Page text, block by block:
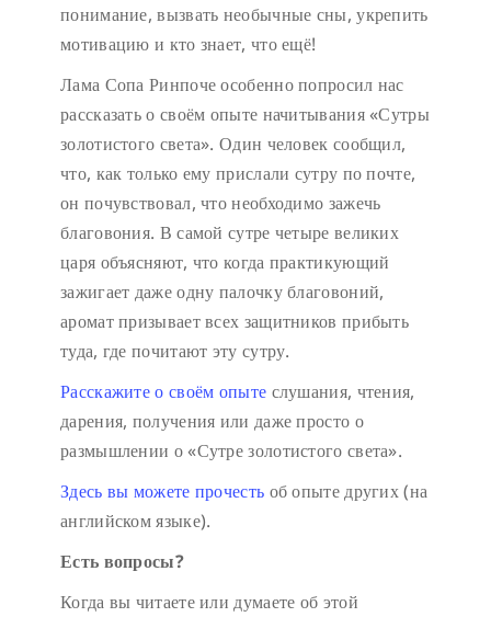
понимание, вызвать необычные сны, укрепить
мотивацию и кто знает, что ещё!
Лама Сопа Ринпоче особенно попросил нас
рассказать о своём опыте начитывания «Сутры
золотистого света». Один человек сообщил,
что, как только ему прислали сутру по почте,
он почувствовал, что необходимо зажечь
благовония. В самой сутре четыре великих
царя объясняют, что когда практикующий
зажигает даже одну палочку благовоний,
аромат призывает всех защитников прибыть
туда, где почитают эту сутру.
Расскажите о своём опыте слушания, чтения,
дарения, получения или даже просто о
размышлении о «Сутре золотистого света».
Здесь вы можете прочесть об опыте других (на
английском языке).
Есть вопросы?
Когда вы читаете или думаете об этой